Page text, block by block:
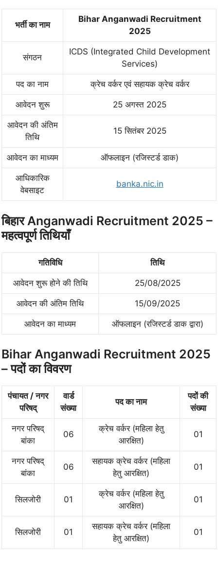
भर्ती का नाम
Bihar Anganwadi Recruitment
2025
संगठन
ICDS (Integrated Child Development
Services)
पद का नाम क्रेच वर्कर एवं सहायक क्रेच वर्कर
आवेदन शुरू 25 अगस्त 2025
आवेदन की अंतिम
तिथि
15 सितंबर 2025
आवेदन का माध्यम ऑफलाइन (रजिस्टर्ड डाक)
आधिकारिक
वेबसाइट
banka.nic.in
बिहार Anganwadi Recruitment 2025 –
महत्वपूर्ण तिथियाँ
गतिविधि तिथि
आवेदन शुरू होने की तिथि 25/08/2025
आवेदन की अंतिम तिथि 15/09/2025
आवेदन का माध्यम ऑफलाइन (रजिस्टर्ड डाक द्वारा)
Bihar Anganwadi Recruitment 2025
– पदों का विवरण
पंचायत / नगर
परिषद्
वार्ड
संख्या
पद का नाम
पदों की
संख्या
नगर परिषद्
बांका
06
क्रेच वर्कर (महिला हेतु
आरक्षित)
01
नगर परिषद्
बांका
06
सहायक क्रेच वर्कर (महिला
हेतु आरक्षित)
01
सिलजोरी 01
क्रेच वर्कर (महिला हेतु
आरक्षित)
01
सिलजोरी 01
सहायक क्रेच वर्कर (महिला
हेतु आरक्षित)
01